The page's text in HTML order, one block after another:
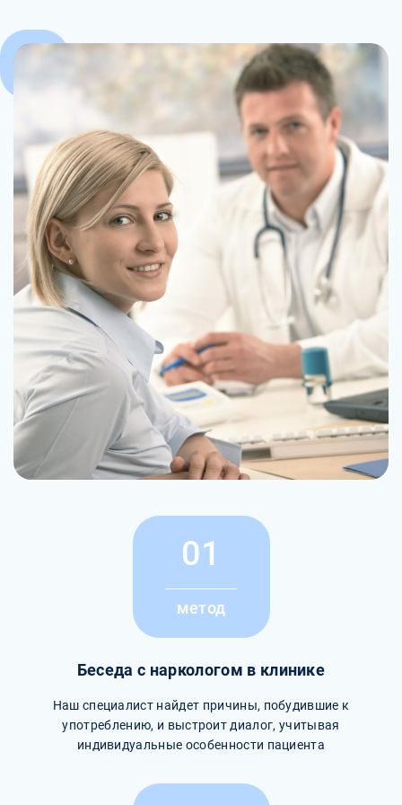
01
метод
Беседа с наркологом в клинике
Наш специалист найдет причины, побудившие к
употреблению, и выстроит диалог, учитывая
индивидуальные особенности пациента